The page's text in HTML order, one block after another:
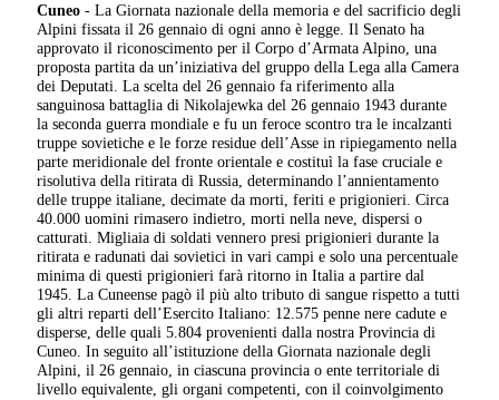
Cuneo - La Giornata nazionale della memoria e del sacrificio degli
Alpini fissata il 26 gennaio di ogni anno è legge. Il Senato ha
approvato il riconoscimento per il Corpo d’Armata Alpino, una
proposta partita da un’iniziativa del gruppo della Lega alla Camera
dei Deputati. La scelta del 26 gennaio fa riferimento alla
sanguinosa battaglia di Nikolajewka del 26 gennaio 1943 durante
la seconda guerra mondiale e fu un feroce scontro tra le incalzanti
truppe sovietiche e le forze residue dell’Asse in ripiegamento nella
parte meridionale del fronte orientale e costituì la fase cruciale e
risolutiva della ritirata di Russia, determinando l’annientamento
delle truppe italiane, decimate da morti, feriti e prigionieri. Circa
40.000 uomini rimasero indietro, morti nella neve, dispersi o
catturati. Migliaia di soldati vennero presi prigionieri durante la
ritirata e radunati dai sovietici in vari campi e solo una percentuale
minima di questi prigionieri farà ritorno in Italia a partire dal
1945. La Cuneense pagò il più alto tributo di sangue rispetto a tutti
gli altri reparti dell’Esercito Italiano: 12.575 penne nere cadute e
disperse, delle quali 5.804 provenienti dalla nostra Provincia di
Cuneo. In seguito all’istituzione della Giornata nazionale degli
Alpini, il 26 gennaio, in ciascuna provincia o ente territoriale di
livello equivalente, gli organi competenti, con il coinvolgimento